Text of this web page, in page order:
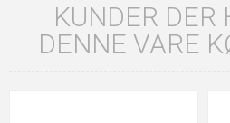
KUNDER
DENNE VARE